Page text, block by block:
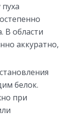
В области
аккуратно,
белок.
при